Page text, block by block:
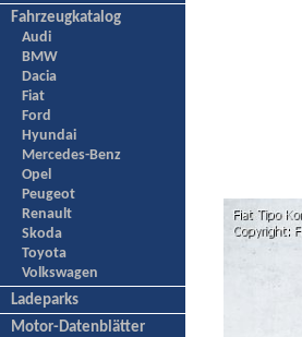
Fahrzeugkatalog
Audi
BMW
Dacia
Fiat
Ford
Hyundai
Mercedes-Benz
Opel
Peugeot
Renault
Skoda
Toyota
Volkswagen
Ladeparks
Motor-Datenblätter